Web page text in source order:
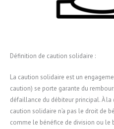
Définition de caution solidaire :
La caution solidaire est un
caution) se porte garante du
défaillance du débiteur principal. À
caution solidaire n’a pas le droit de
comme le bénéfice de division ou le